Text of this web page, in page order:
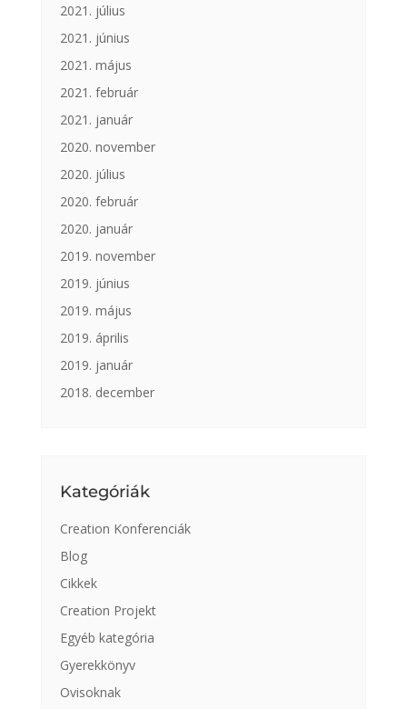
2021. július
2021. június
2021. május
2021. február
2021. január
2020. november
2020. július
2020. február
2020. január
2019. november
2019. június
2019. május
2019. április
2019. január
2018. december
Kategóriák
Creation Konferenciák
Blog
Cikkek
Creation Projekt
Egyéb kategória
Gyerekkönyv
Ovisoknak